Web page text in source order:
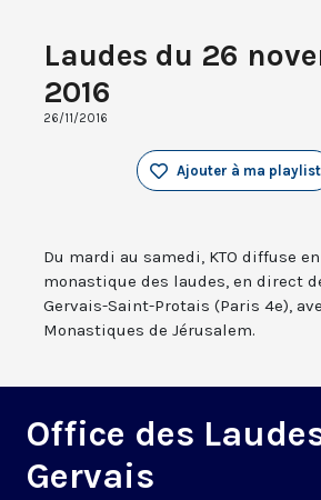
Laudes du 26
2016
26/11/2016
Ajouter à ma playlist
Du mardi au samedi, KTO diffuse
monastique des laudes, en direct
Gervais-Saint-Protais (Paris 4e),
Monastiques de Jérusalem.
Office des
Gervais